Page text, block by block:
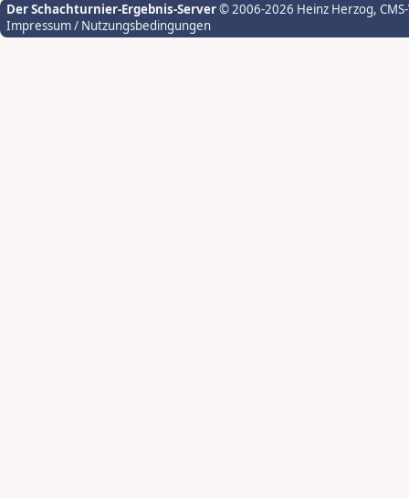
Der Schachturnier-Ergebnis-Server© 2006-2026 Heinz Herzog,
Impressum / Nutzungsbedingungen